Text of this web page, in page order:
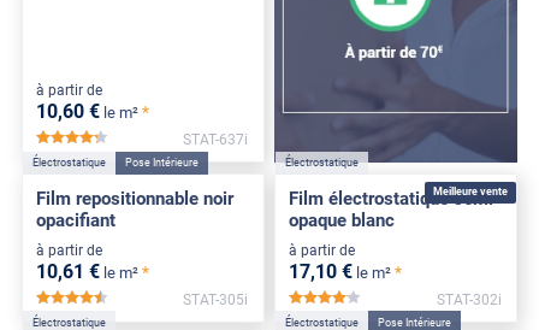
à partir de
10,60 € le m² *
*****
STAT-637i
Électrostatique Pose Intérieure
Film repositionnable noir
opacifiant
à partir de
10,61 € le m² *
*****
STAT-305i
Meilleure vente
Électrostatique
Film électrostatique semi-
opaque blanc
à partir de
17,10 € le m² *
*****
STAT-302i
Électrostatique Électrostatique Pose Intérieure